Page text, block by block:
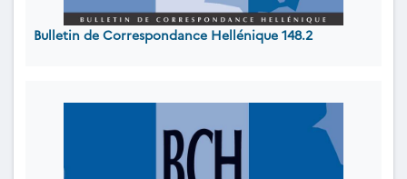
Bulletin de Correspondance Hellénique 148.2